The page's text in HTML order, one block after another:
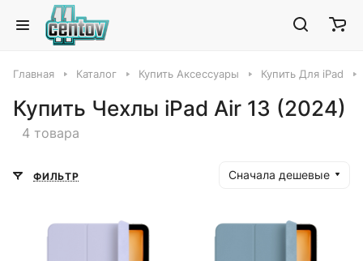
Главная Каталог Купить Аксессуары Купить Для iPad
Купить Чехлы iPad Air 13 (2024)
4 товара
ФИЛЬТР Сначала дешевые